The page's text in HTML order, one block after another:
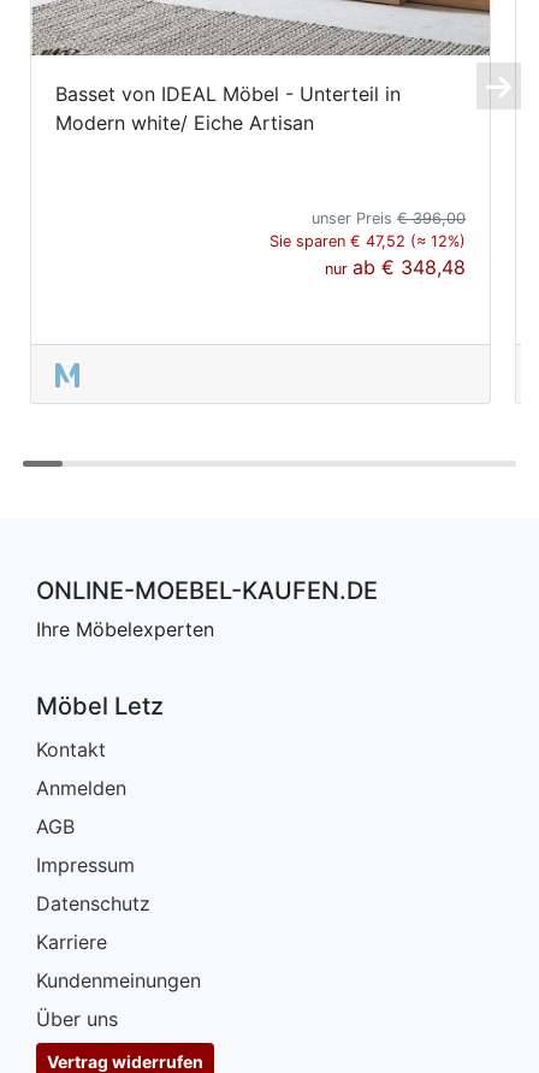
Basset von IDEAL Möbel - Unterteil in
Modern white/ Eiche Artisan
unser Preis€ 396,00
Sie sparen € 47,52 (≈ 12%)
nurab€ 348,48
ONLINE-MOEBEL-KAUFEN.DE
Ihre Möbelexperten
Möbel Letz
Kontakt
Anmelden
AGB
Impressum
Datenschutz
Karriere
Kundenmeinungen
Über uns
Vertrag widerrufen